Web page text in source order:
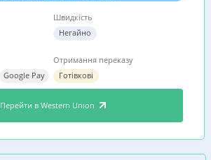
Швидкість
Негайно
Google Pay
Отримання переказу
Готівкові
Перейти в Western Union